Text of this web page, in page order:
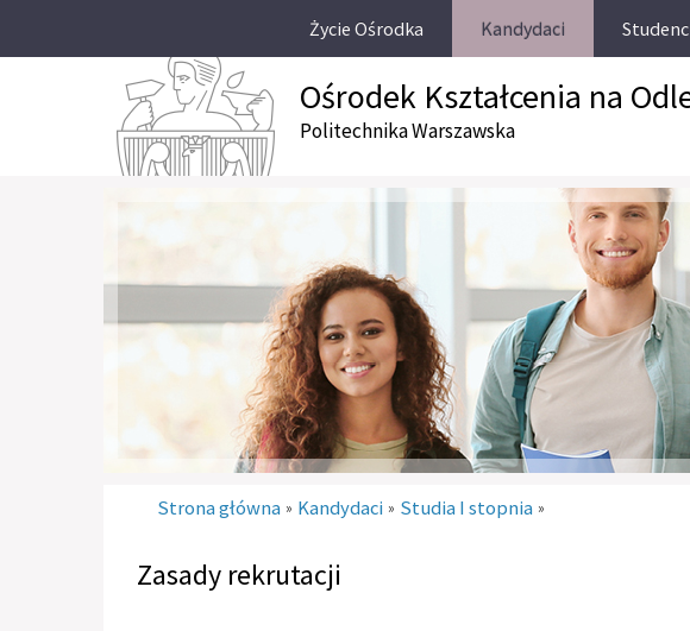
Życie Ośrodka Kandydaci
Ośrodek Kształcenia na
Politechnika Warszawska
Strona główna » Kandydaci » Studia I stopnia »
Zasady rekrutacji